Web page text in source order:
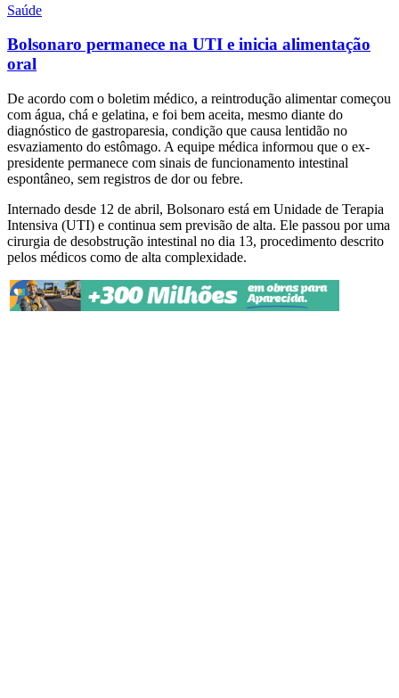
Saúde
Bolsonaro permanece na UTI e inicia alimentação
oral
De acordo com o boletim médico, a reintrodução alimentar começou
com água, chá e gelatina, e foi bem aceita, mesmo diante do
diagnóstico de gastroparesia, condição que causa lentidão no
esvaziamento do estômago. A equipe médica informou que o ex-
presidente permanece com sinais de funcionamento intestinal
espontâneo, sem registros de dor ou febre.
Internado desde 12 de abril, Bolsonaro está em Unidade de Terapia
Intensiva (UTI) e continua sem previsão de alta. Ele passou por uma
cirurgia de desobstrução intestinal no dia 13, procedimento descrito
pelos médicos como de alta complexidade.